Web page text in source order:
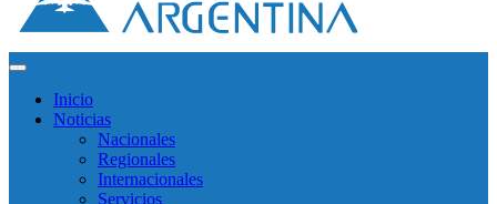
Inicio
Noticias
Nacionales
Regionales
Internacionales
Servicios